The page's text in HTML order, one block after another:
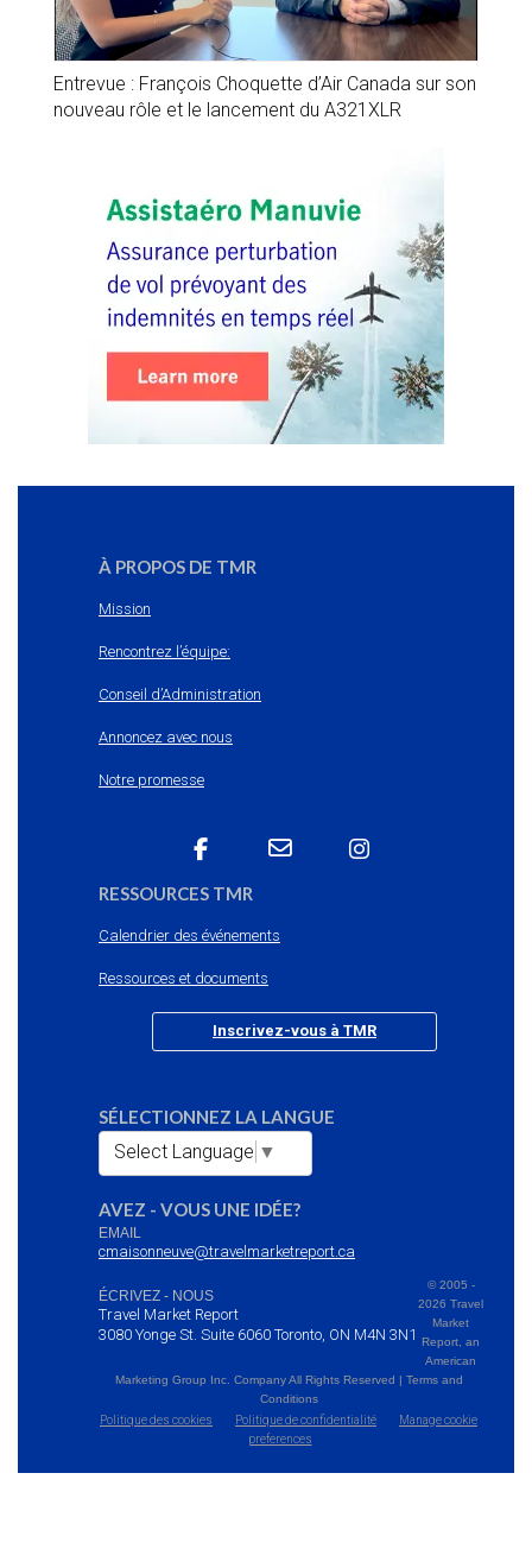
Entrevue : François Choquette d’Air Canada sur son
nouveau rôle et le lancement du A321XLR
À PROPOS DE TMR
Mission
Rencontrez l’équipe:
Conseil d’Administration
Annoncez avec nous
Notre promesse
RESSOURCES TMR
Calendrier des événements
Ressources et documents
Inscrivez-vous à TMR
SÉLECTIONNEZ LA LANGUE
Select Language ▼
AVEZ - VOUS UNE IDÉE?
EMAIL
cmaisonneuve@travelmarketreport.ca
ÉCRIVEZ - NOUS
Travel Market Report
3080 Yonge St. Suite 6060 Toronto, ON M4N 3N1
© 2005 -
2026 Travel
Market
Report, an
American
Marketing Group Inc. Company All Rights Reserved | Terms and
Conditions
Politique des cookies
Politique de confidentialité
Manage cookie
preferences